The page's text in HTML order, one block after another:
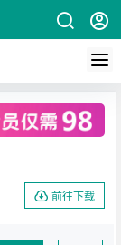
前往下载